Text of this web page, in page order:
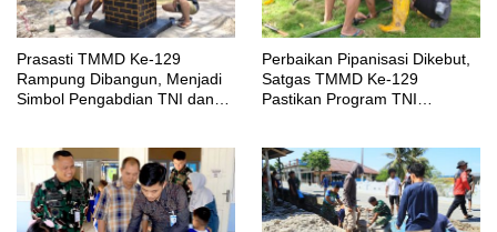
Prasasti TMMD Ke-129
Rampung Dibangun, Menjadi
Simbol Pengabdian TNI dan
Perbaikan Pipanisasi Dikebut,
Satgas TMMD Ke-129
Pastikan Program TNI
Sesor